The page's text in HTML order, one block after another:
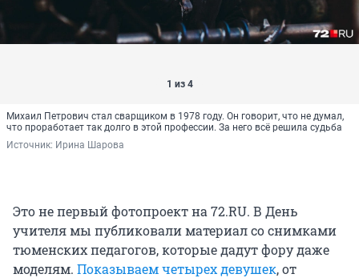
1 из 4
Михаил Петрович стал сварщиком в 1978 году. Он говорит, что не думал,
что проработает так долго в этой профессии. За него всё решила судьба
Источник: Ирина Шарова
Это не первый фотопроект на 72.RU. В День
учителя мы публиковали материал со снимками
тюменских педагогов, которые дадут фору даже
моделям. Показываем четырех девушек, от